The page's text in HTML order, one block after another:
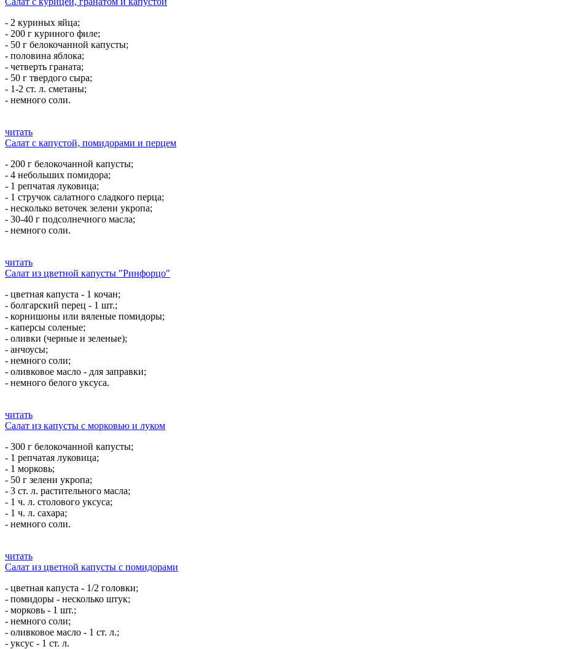
- 2 куриных яйца;
- 200 г куриного филе;
- 50 г белокочанной капусты;
- половина яблока;
- четверть граната;
- 50 г твердого сыра;
- 1-2 ст. л. сметаны;
- немного соли.
читать
Салат с капустой, помидорами и перцем
- 200 г белокочанной капусты;
- 4 небольших помидора;
- 1 репчатая луковица;
- 1 стручок салатного сладкого перца;
- несколько веточек зелени укропа;
- 30-40 г подсолнечного масла;
- немного соли.
читать
Салат из цветной капусты "Ринфорцо"
- цветная капуста - 1 кочан;
- болгарский перец - 1 шт.;
- корнишоны или вяленые помидоры;
- каперсы соленые;
- оливки (черные и зеленые);
- анчоусы;
- немного соли;
- оливковое масло - для заправки;
- немного белого уксуса.
читать
Салат из капусты с морковью и луком
- 300 г белокочанной капусты;
- 1 репчатая луковица;
- 1 морковь;
- 50 г зелени укропа;
- 3 ст. л. растительного масла;
- 1 ч. л. столового уксуса;
- 1 ч. л. сахара;
- немного соли.
читать
Салат из цветной капусты с помидорами
- цветная капуста - 1/2 головки;
- помидоры - несколько штук;
- морковь - 1 шт.;
- немного соли;
- оливковое масло - 1 ст. л.;
- уксус - 1 ст. л.